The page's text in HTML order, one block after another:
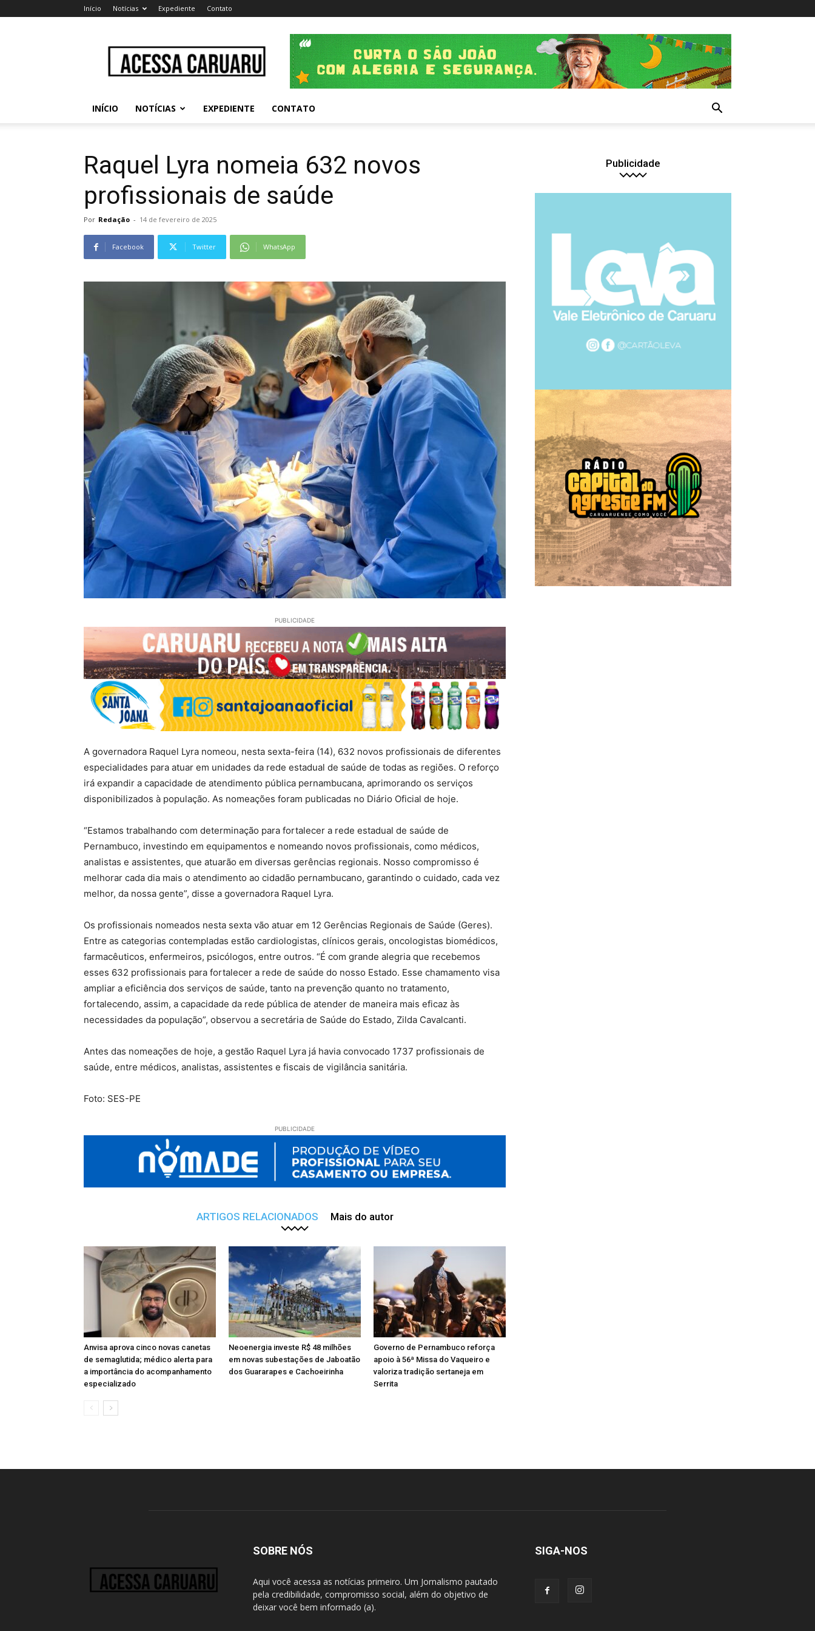
Início Notícias Expediente Contato
Caruaru
INÍCIO NOTÍCIAS EXPEDIENTE CONTATO
Raquel Lyra nomeia 632 novos
profissionais de saúde
Por Redação - 14 de fevereiro de 2025
Facebook Twitter WhatsApp
PUBLICIDADE
A governadora Raquel Lyra nomeou, nesta sexta-feira (14), 632 novos profissionais de diferentes
especialidades para atuar em unidades da rede estadual de saúde de todas as regiões. O reforço
irá expandir a capacidade de atendimento pública pernambucana, aprimorando os serviços
disponibilizados à população. As nomeações foram publicadas no Diário Oficial de hoje.
“Estamos trabalhando com determinação para fortalecer a rede estadual de saúde de
Pernambuco, investindo em equipamentos e nomeando novos profissionais, como médicos,
analistas e assistentes, que atuarão em diversas gerências regionais. Nosso compromisso é
melhorar cada dia mais o atendimento ao cidadão pernambucano, garantindo o cuidado, cada vez
melhor, da nossa gente”, disse a governadora Raquel Lyra.
Os profissionais nomeados nesta sexta vão atuar em 12 Gerências Regionais de Saúde (Geres).
Entre as categorias contempladas estão cardiologistas, clínicos gerais, oncologistas biomédicos,
farmacêuticos, enfermeiros, psicólogos, entre outros. “É com grande alegria que recebemos
esses 632 profissionais para fortalecer a rede de saúde do nosso Estado. Esse chamamento visa
ampliar a eficiência dos serviços de saúde, tanto na prevenção quanto no tratamento,
fortalecendo, assim, a capacidade da rede pública de atender de maneira mais eficaz às
necessidades da população”, observou a secretária de Saúde do Estado, Zilda Cavalcanti.
Antes das nomeações de hoje, a gestão Raquel Lyra já havia convocado 1737 profissionais de
saúde, entre médicos, analistas, assistentes e fiscais de vigilância sanitária.
Foto: SES-PE
PUBLICIDADE
ARTIGOS RELACIONADOS Mais do autor
Anvisa aprova cinco novas canetas
de semaglutida; médico alerta para
a importância do acompanhamento
especializado
Neoenergia investe R$ 48 milhões
em novas subestações de Jaboatão
dos Guararapes e Cachoeirinha
Governo de Pernambuco reforça
apoio à 56ª Missa do Vaqueiro e
valoriza tradição sertaneja em
Serrita
Publicidade
SOBRE NÓS
Aqui você acessa as notícias primeiro. Um Jornalismo pautado
pela credibilidade, compromisso social, além do objetivo de
deixar você bem informado (a).
SIGA-NOS